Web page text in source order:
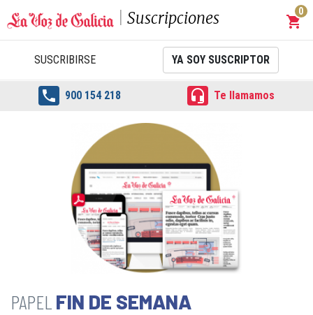
Suscripciones shopping_cart
0
SUSCRIBIRSE YA SOY SUSCRIPTOR
 900 154 218  Te llamamos
FIN DE SEMANA